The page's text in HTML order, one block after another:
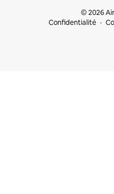
© 2026
Confidentialité